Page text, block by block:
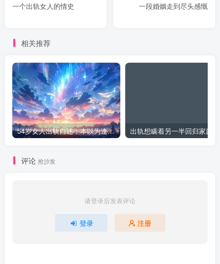
一个出轨女人的情史
一段婚姻走到尽头感慨
相关推荐
54岁女人出轨自述：本以为逢场作戏
评论 抢沙发
请登录后发表评论
登录 注册